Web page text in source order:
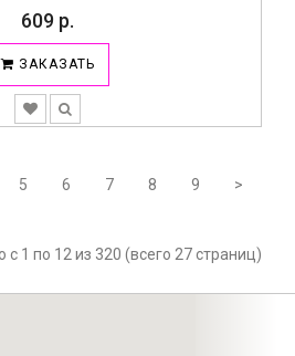
609 р.
ЗАКАЗАТЬ
5 6 7 8 9
>
с 1 по 12 из 320 (всего 27 страниц)